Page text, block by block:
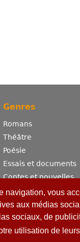
navigation, vous
aux médias
sociaux, de
utilisation de
Genres
Romans
Théâtre
Poésie
Essais et documents
Contes et nouvelles
Dictionnaire
Sciences
Bandes dessinées
Erotisme